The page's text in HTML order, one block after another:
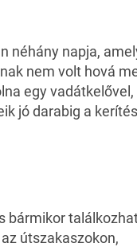
néhány napja,
nem volt hová
egy vadátkelővel,
jó darabig a kerítés
bármikor
útszakaszokon,